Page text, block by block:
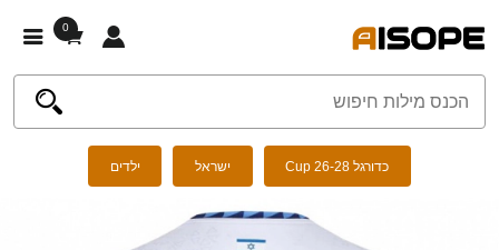
0
כדורגל Cup 26-28 ישראל ילדים